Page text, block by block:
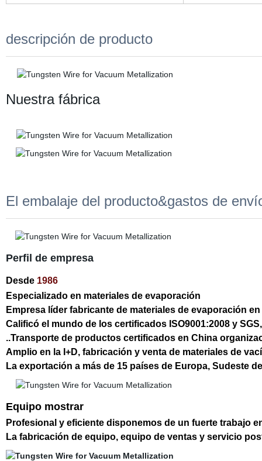
descripción de producto
Nuestra fábrica
El embalaje del producto&gastos de
Perfil de empresa
Desde1986
Especializado en materiales de evaporación
Empresa líder fabricante de materiales de evaporación
Calificó el mundo de los certificados ISO9001:2008 y
..Transporte de productos certificados en China
Amplio en la I+D, fabricación y venta de materiales de
La exportación a más de 15 países de Europa, Sudeste
Equipo mostrar
Profesional y eficiente disponemos de un fuerte trabajo
La fabricación de equipo, equipo de ventas y servicio